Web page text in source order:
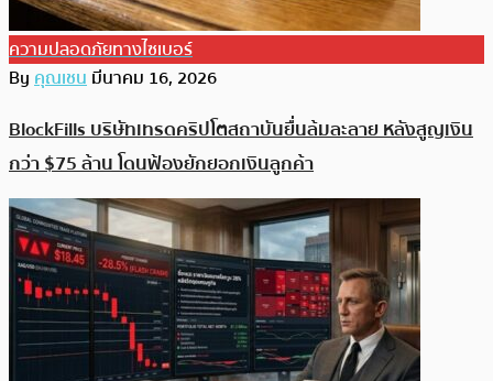
ความปลอดภัยทางไซเบอร์
Byคุณเชนมีนาคม 16, 2026
BlockFills บริษัทเทรดคริปโตสถาบันยื่นล้มละลาย หลังสูญเงิน
กว่า $75 ล้าน โดนฟ้องยักยอกเงินลูกค้า